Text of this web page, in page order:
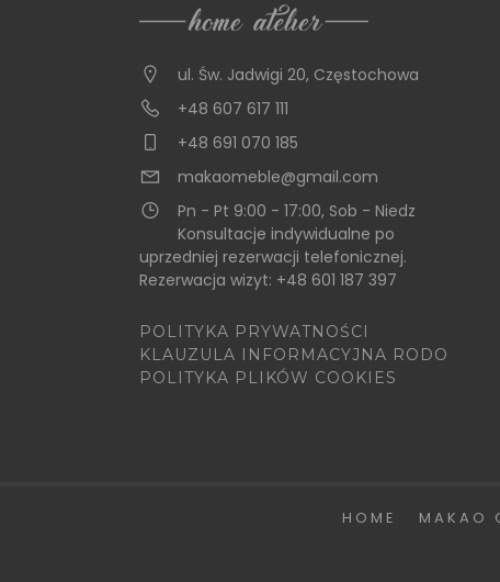
ul. Św. Jadwigi 20, Częstochowa
+48 607 617 111
+48 691 070 185
makaomeble@gmail.com
Pn - Pt 9:00 - 17:00, Sob - Niedz
Konsultacje indywidualne po
uprzedniej rezerwacji telefonicznej.
Rezerwacja wizyt: +48 601 187 397
POLITYKA PRYWATNOŚCI
KLAUZULA INFORMACYJNA RODO
POLITYKA PLIKÓW COOKIES
HOME MAKAO